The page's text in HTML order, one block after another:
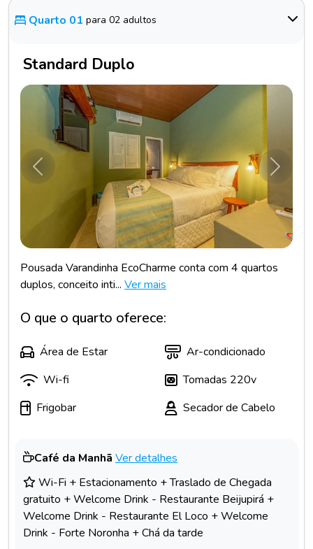
Quarto 01 para 02 adultos
Standard Duplo
Anterior
Pousada Varandinha EcoCharme conta com 4 quartos
duplos, conceito inti... Ver mais
O que o quarto oferece:
Área de Estar
Ar-condicionado
Wi-fi
Tomadas 220v
Frigobar
Secador de Cabelo
Café da Manhã Ver detalhes
Wi-Fi + Estacionamento + Traslado de Chegada
gratuito + Welcome Drink - Restaurante Beijupirá +
Welcome Drink - Restaurante El Loco + Welcome
Drink - Forte Noronha + Chá da tarde